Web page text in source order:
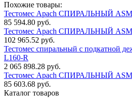
Похожие товары:
Тестомес Apach СПИРАЛЬНЫЙ
85 594.80 руб.
Тестомес Apach СПИРАЛЬНЫЙ
102 965.52 руб.
Тестомес спиральный с подкатной
L160-R
2 065 898.28 руб.
Тестомес Apach СПИРАЛЬНЫЙ
85 603.68 руб.
Каталог товаров